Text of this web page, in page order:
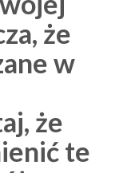
że
w
że
te